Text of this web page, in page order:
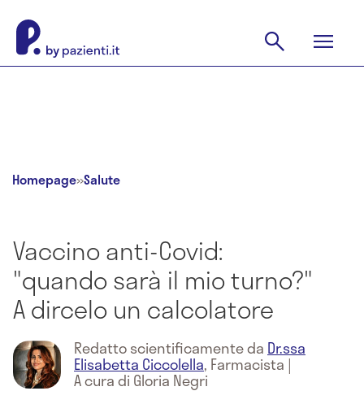
Homepage»Salute
Vaccino anti-Covid:
"quando sarà il mio turno?"
A dircelo un calcolatore
Redatto scientificamente da Dr.ssa
Elisabetta Ciccolella, Farmacista |
A cura di Gloria Negri